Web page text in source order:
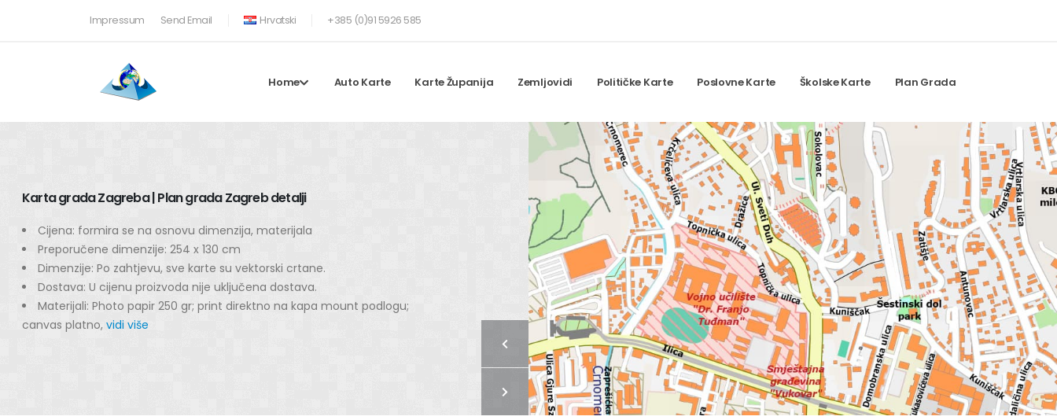
Impressum Send Email Hrvatski +385 (0)91 5926 585
Home Auto Karte Karte Županija Zemljovidi Političke Karte Poslovne Karte Školske Karte Plan Grada
Karta grada Zagreba | Plan grada Zagreb detalji
Cijena: formira se na osnovu dimenzija, materijala
Preporučene dimenzije: 254 x 130 cm
Dimenzije: Po zahtjevu, sve karte su vektorski crtane.
Dostava: U cijenu proizvoda nije uključena dostava.
Materijali: Photo papir 250 gr; print direktno na kapa mount podlogu;
canvas platno, vidi više